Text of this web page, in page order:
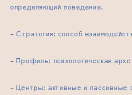
определяющий поведение.
– Стратегия: способ
– Профиль: психологическая
– Центры: активные и пассивные